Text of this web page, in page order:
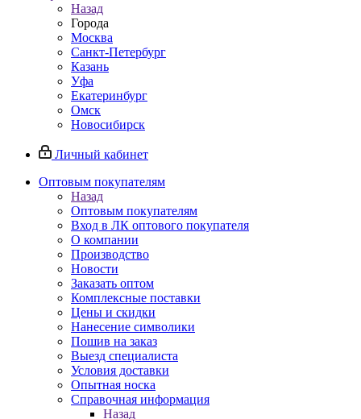
Назад
Города
Москва
Санкт-Петербург
Казань
Уфа
Екатеринбург
Омск
Новосибирск
Личный кабинет
Оптовым покупателям
Назад
Оптовым покупателям
Вход в ЛК оптового покупателя
О компании
Производство
Новости
Заказать оптом
Комплексные поставки
Цены и скидки
Нанесение символики
Пошив на заказ
Выезд специалиста
Условия доставки
Опытная носка
Справочная информация
Назад